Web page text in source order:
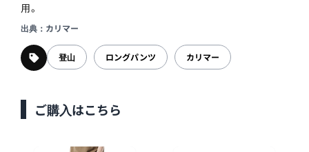
用。
出典：カリマー
登山 ロングパンツ カリマー
ご購入はこちら